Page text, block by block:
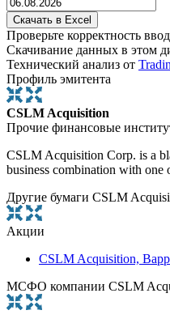
Проверьте корректность
Скачивание данных в этом
Технический анализ от
Профиль эмитента
CSLM Acquisition
Прочие финансовые
CSLM Acquisition Corp. is a
business combination with one
Другие бумаги CSLM
Акции
CSLM Acquisition,
МСФО компании CSLM